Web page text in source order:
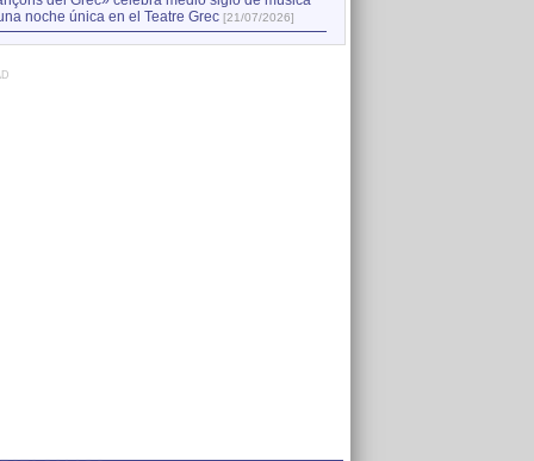
noche única en el Teatre Grec [21/07/2026]